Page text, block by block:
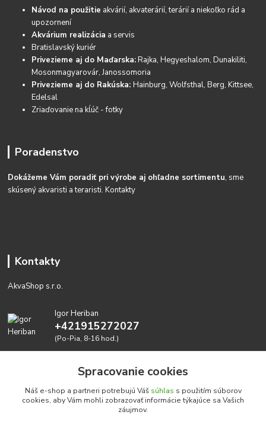
Návod na použitie akvárií, akvaterárií, terárií a niekoľko rád a
upozornení
Akvárium realizácia a servis
Bratislavský kuriér
Privezieme aj do Maďarska:Rajka, Hegyeshalom, Dunakiliti,
Mosonmagyarovár, Janossomoria
Privezieme aj do Rakúska:Hainburg, Wolfsthal, Berg, Kittsee,
Edelsal
Zriaďovanie na kĺúč - fotky
Poradenstvo
Dokážeme Vám poradiť pri výrobe aj ohľadne sortimentu, sme
skúsený akvaristi a teraristi.Kontakty
Kontakty
AkvaShop s.r.o.
Igor Heriban
+421915272027
(Po-Pia, 8-16 hod.)
Spracovanie cookies
Náš e-shop a partneri potrebujú Váš súhlas s použitím súborov
cookies, aby Vám mohli zobrazovať informácie týkajúce sa Vašich
záujmov.